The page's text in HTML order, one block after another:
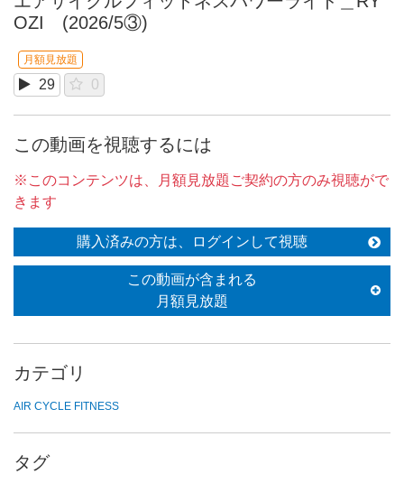
OZI (2026/5③)
月額見放題
29 0
この動画を視聴するには
※このコンテンツは、月額見放題ご契約の方のみ視聴がで
きます
購入済みの方は、ログインして視聴
この動画が含まれる
月額見放題
カテゴリ
AIR CYCLE FITNESS
タグ